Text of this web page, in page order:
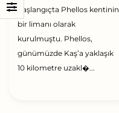
başlangıçta Phellos kentinin
bir limanı olarak
kurulmuştu. Phellos,
günümüzde Kaş’a yaklaşık
10 kilometre uzakl�...